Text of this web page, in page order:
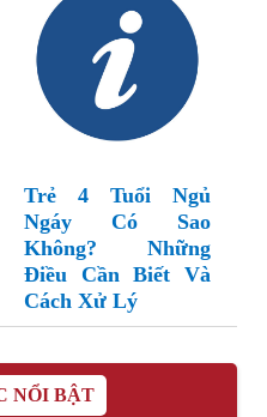
Trẻ 4 Tuổi Ngủ
Ngáy Có Sao
Không? Những
Điều Cần Biết Và
Cách Xử Lý
NỔI BẬT